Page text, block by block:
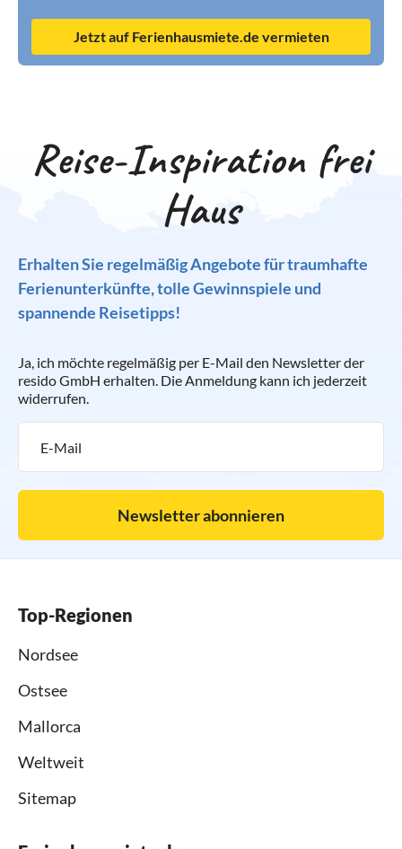
Jetzt auf Ferienhausmiete.de vermieten
Reise-Inspiration frei
Haus
Erhalten Sie regelmäßig Angebote für traumhafte
Ferienunterkünfte, tolle Gewinnspiele und
spannende Reisetipps!
Ja, ich möchte regelmäßig per E-Mail den Newsletter der
resido GmbH erhalten. Die Anmeldung kann ich jederzeit
widerrufen.
Newsletter abonnieren
Top-Regionen
Nordsee
Ostsee
Mallorca
Weltweit
Sitemap